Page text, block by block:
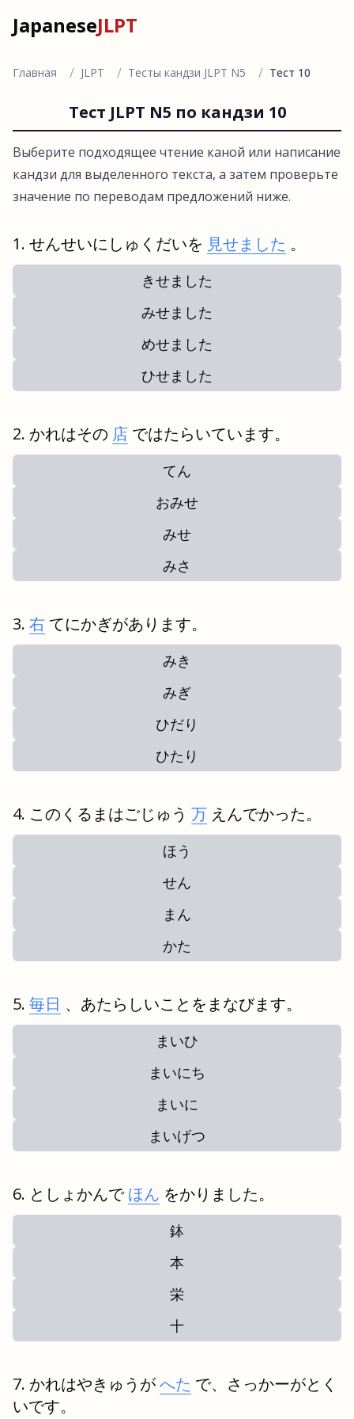
JapaneseJLPT
Главная / JLPT / Тесты кандзи JLPT N5 / Тест 10
Тест JLPT N5 по кандзи 10
Выберите подходящее чтение каной или написание
кандзи для выделенного текста, а затем проверьте
значение по переводам предложений ниже.
せんせいにしゅくだいを 見せました 。
きせました
みせました
めせました
ひせました
かれはその 店 ではたらいています。
てん
おみせ
みせ
みさ
右 てにかぎがあります。
みき
みぎ
ひだり
ひたり
このくるまはごじゅう 万 えんでかった。
ほう
せん
まん
かた
毎日 、あたらしいことをまなびます。
まいひ
まいにち
まいに
まいげつ
としょかんで ほん をかりました。
鉢
本
栄
十
かれはやきゅうがへた で、さっかーがとく
いです。